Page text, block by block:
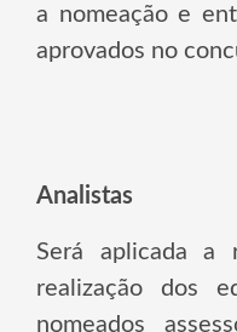
a nomeação e
aprovados no
Analistas
Será aplicada a
realização dos
nomeados